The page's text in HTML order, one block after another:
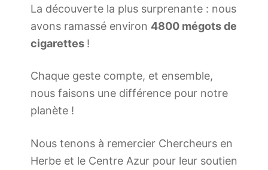
La découverte la plus surprenante : nous
avons ramassé environ 4800 mégots de
cigarettes !
Chaque geste compte, et ensemble,
nous faisons une différence pour notre
planète !
Nous tenons à remercier Chercheurs en
Herbe et le Centre Azur pour leur soutien